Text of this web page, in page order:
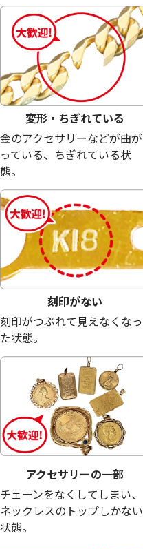
18金 (K18) メガネ
23.6g
参考買取価格
530,300円
18金 (K18) メガネ
20.0g
参考買取価格
変形・ちぎれている
金のアクセサリーなどが曲が
っている、ちぎれている状
態。
刻印がない
刻印がつぶれて見えなくなっ
た状態。
アクセサリーの一部
チェーンをなくしてしまい、
ネックレスのトップしかない
状態。